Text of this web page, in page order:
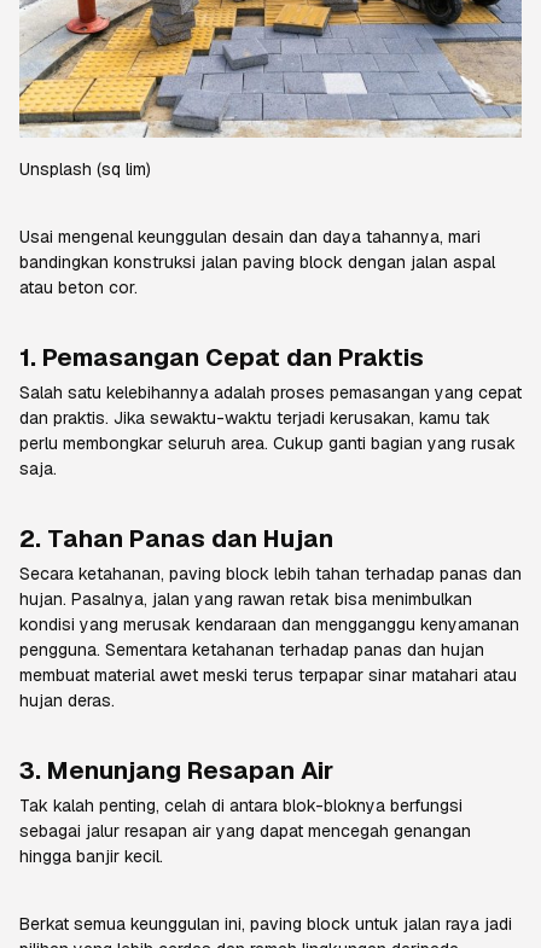
Unsplash (sq lim)
Usai mengenal keunggulan desain dan daya tahannya, mari
bandingkan konstruksi jalan paving block dengan jalan aspal
atau beton cor.
1. Pemasangan Cepat dan Praktis
Salah satu kelebihannya adalah proses pemasangan yang cepat
dan praktis. Jika sewaktu-waktu terjadi kerusakan, kamu tak
perlu membongkar seluruh area. Cukup ganti bagian yang rusak
saja.
2. Tahan Panas dan Hujan
Secara ketahanan, paving block lebih tahan terhadap panas dan
hujan. Pasalnya, jalan yang rawan retak bisa menimbulkan
kondisi yang merusak kendaraan dan mengganggu kenyamanan
pengguna. Sementara ketahanan terhadap panas dan hujan
membuat material awet meski terus terpapar sinar matahari atau
hujan deras.
3. Menunjang Resapan Air
Tak kalah penting, celah di antara blok-bloknya berfungsi
sebagai jalur resapan air yang dapat mencegah genangan
hingga banjir kecil.
Berkat semua keunggulan ini, paving block untuk jalan raya jadi